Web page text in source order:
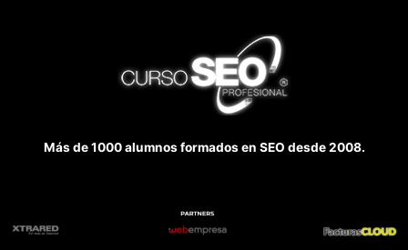
Más de 1000 alumnos formados en SEO desde 2008.